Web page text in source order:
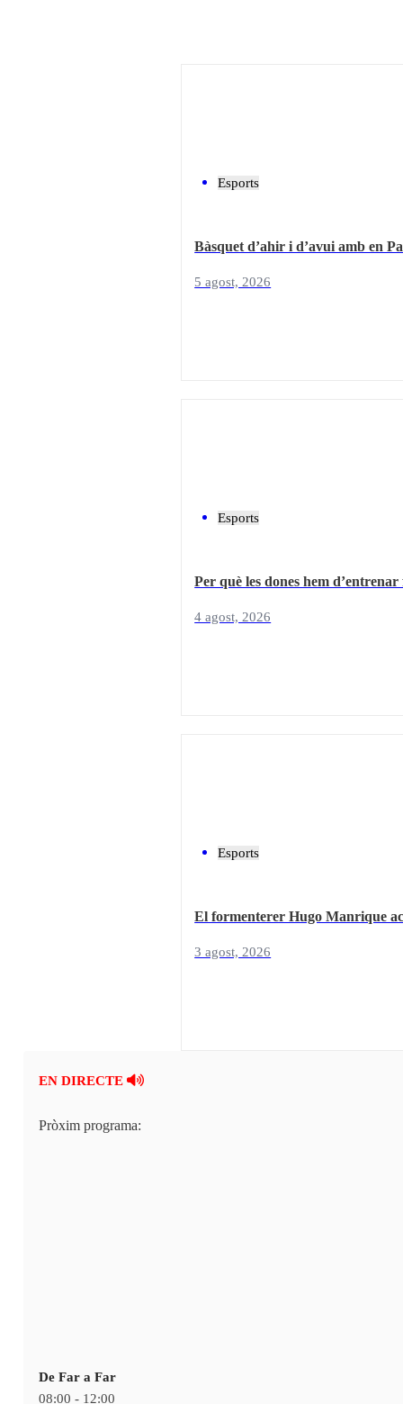
Esports
Bàsquet d’ahir i d’avui amb en
5 agost, 2026
Esports
Per què les dones hem
4 agost, 2026
Esports
El formenterer Hugo Manrique
3 agost, 2026
EN DIRECTE
Pròxim programa:
De Far a Far
08:00 - 12:00